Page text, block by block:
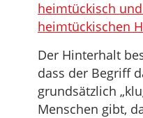
heimtückisch
heimtückischen
Der Hinterhalt
dass der Begriff
grundsätzlich
Menschen gibt,